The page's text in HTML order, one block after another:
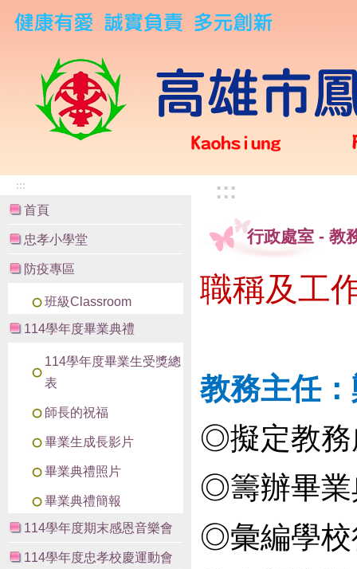
:::
首頁
忠孝小學堂
防疫專區
班級Classroom
114學年度畢業典禮
114學年度畢業生受獎總
表
師長的祝福
畢業生成長影片
畢業典禮照片
畢業典禮簡報
114學年度期末感恩音樂會
114學年度忠孝校慶運動會
:::
行政處室 - 教
職稱及工
教務主任
◎擬定教務
◎籌辦畢業
◎彙編學校